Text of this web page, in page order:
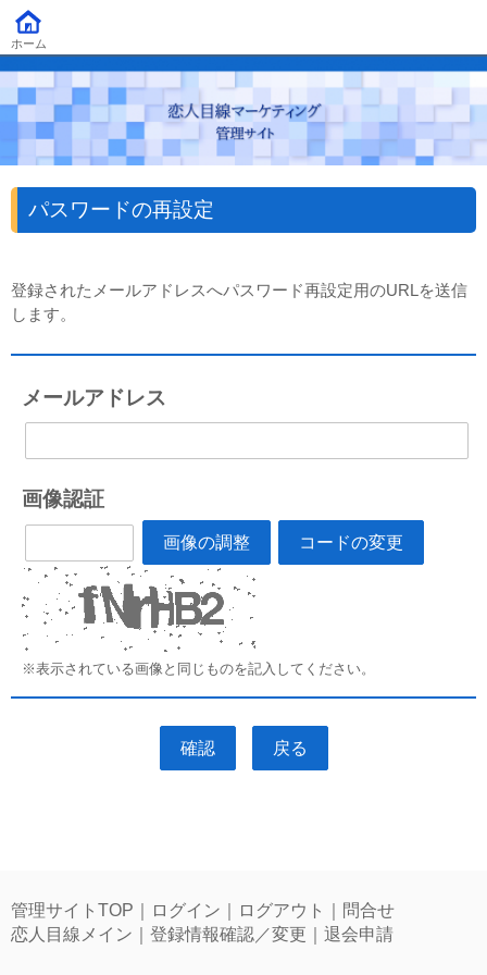
パスワードの再設定
登録されたメールアドレスへパスワード再設定用のURLを送信
します。
メールアドレス
画像認証
画像の調整 コードの変更
※表示されている画像と同じものを記入してください。
管理サイトTOP ログイン ログアウト
問合せ
恋人目線メイン
登録情報確認／変更 退会申請
ホーム